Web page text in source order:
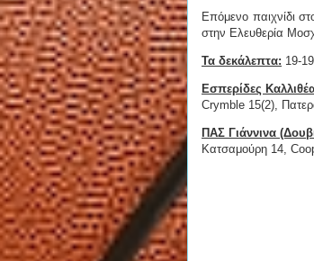
Επόμενο παιχνίδι
στην Ελευθερία
Τα δεκάλεπτα: 19-
Εσπερίδες
Crymble 15(2),
ΠΑΣ Γιάννινα
Κατσαμούρη 14,